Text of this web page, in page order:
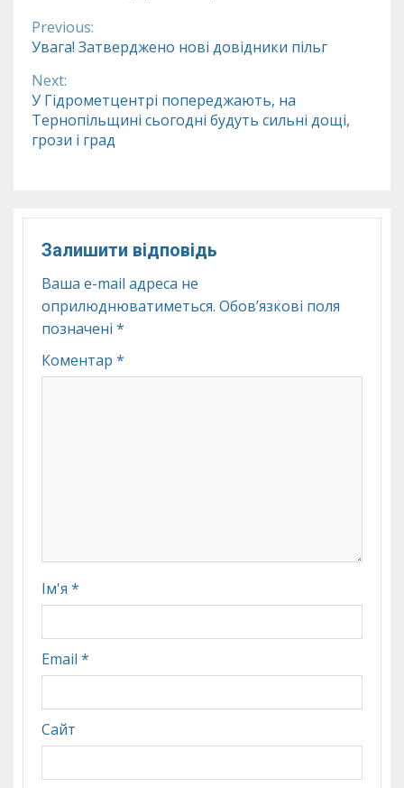
Continue
Reading
Previous:
Увага! Затверджено нові довідники пільг
Next:
У Гідрометцентрі попереджають, на
Тернопільщині сьогодні будуть сильні дощі,
грози і град
Залишити відповідь
Ваша e-mail адреса не
оприлюднюватиметься. Обов’язкові поля
позначені *
Коментар *
Ім'я *
Email *
Сайт